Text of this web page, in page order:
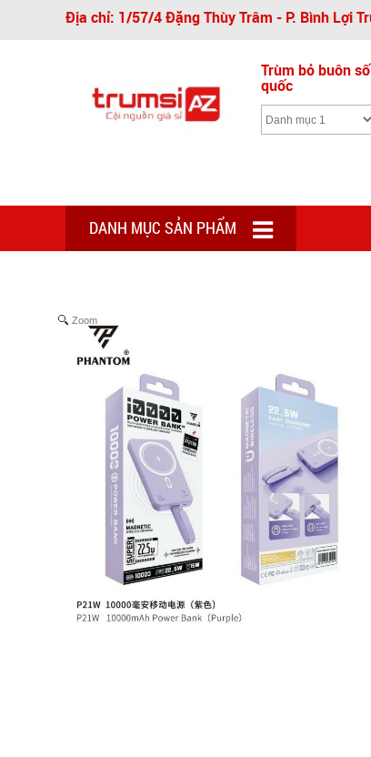
Địa chỉ: 1/57/4 Đặng Thùy Trâm - P. Bình Lợi
Trùm bỏ buôn
quốc
DANH MỤC SẢN PHẨM
Zoom